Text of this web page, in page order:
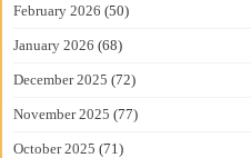
February 2026 (50)
January 2026 (68)
December 2025 (72)
November 2025 (77)
October 2025 (71)